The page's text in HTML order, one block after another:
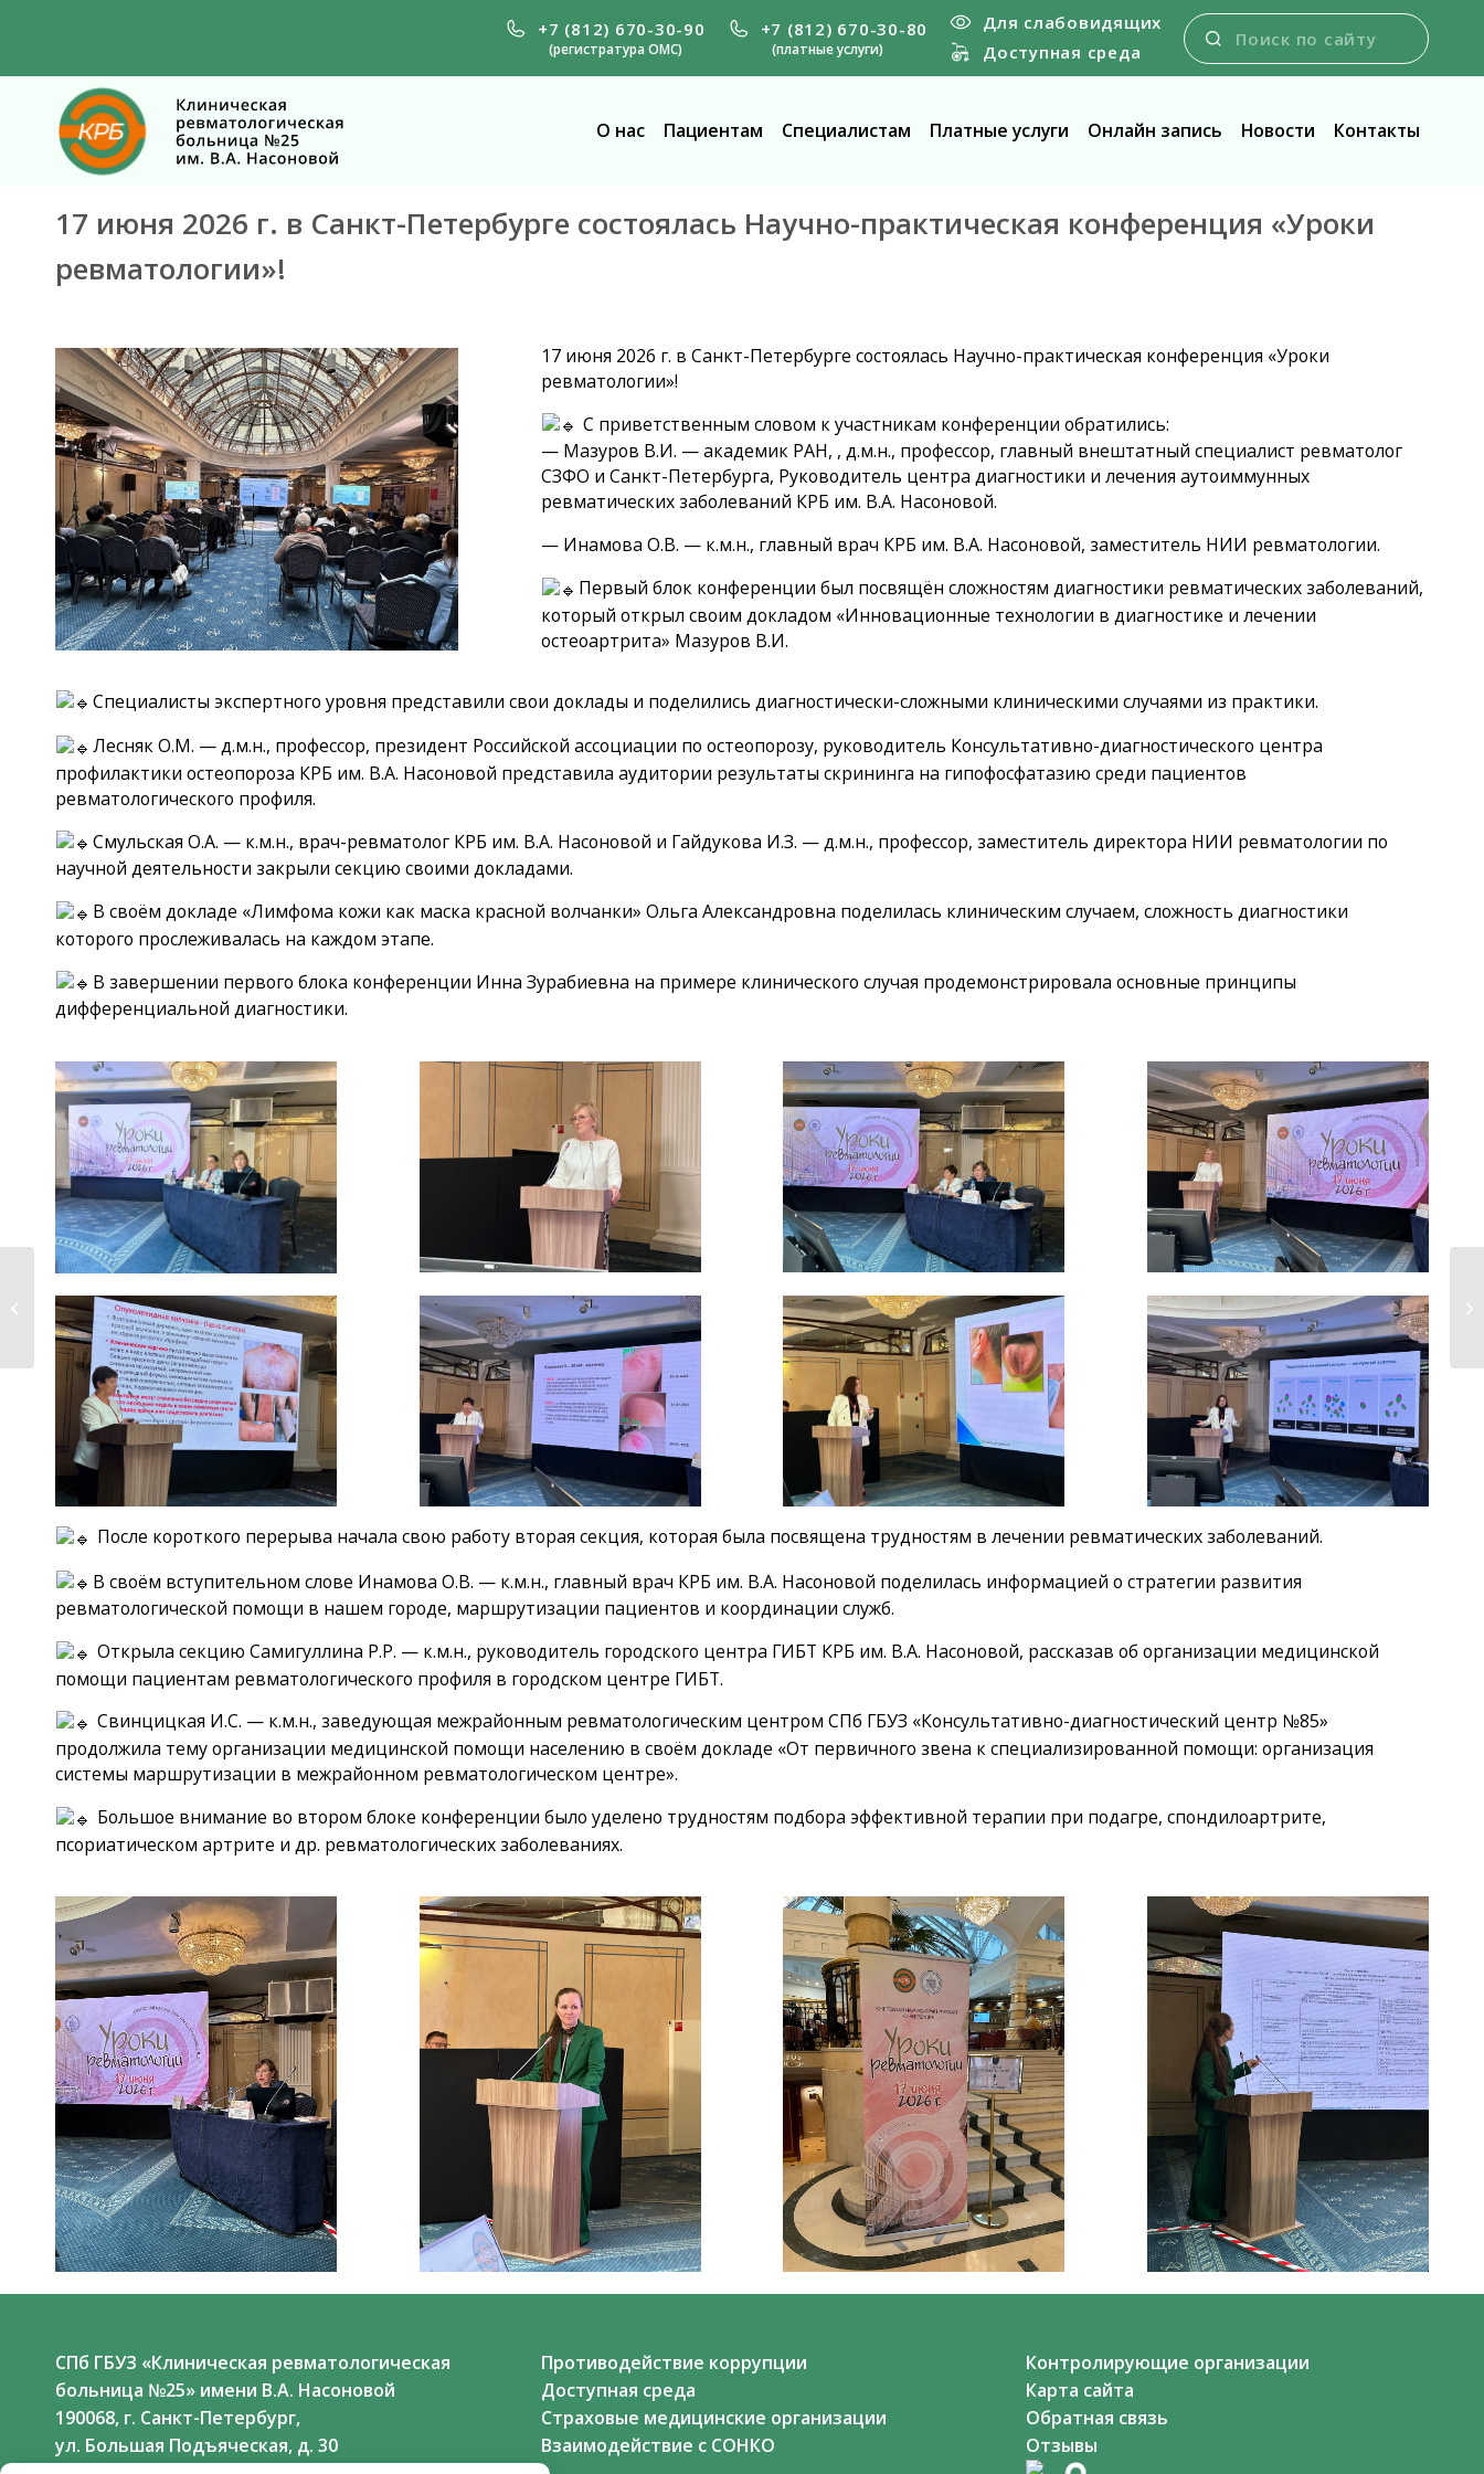
+7 (812) 670-30-90
(регистратура ОМС)
+7 (812) 670-30-80
(платные услуги)
Для слабовидящих
Доступная среда
О нас Пациентам Специалистам Платные услуги Онлайн запись Новости Контакты
17 июня 2026 г. в Санкт-Петербурге состоялась Научно-практическая конференция «Уроки
ревматологии»!
17 июня 2026 г. в Санкт-Петербурге состоялась Научно-практическая конференция «Уроки
ревматологии»!
С приветственным словом к участникам конференции обратились:
— Мазуров В.И. — академик РАН, , д.м.н., профессор, главный внештатный специалист ревматолог
СЗФО и Санкт-Петербурга, Руководитель центра диагностики и лечения аутоиммунных
ревматических заболеваний КРБ им. В.А. Насоновой.
— Инамова О.В. — к.м.н., главный врач КРБ им. В.А. Насоновой, заместитель НИИ ревматологии.
Первый блок конференции был посвящён сложностям диагностики ревматических заболеваний,
который открыл своим докладом «Инновационные технологии в диагностике и лечении
остеоартрита» Мазуров В.И.
Специалисты экспертного уровня представили свои доклады и поделились диагностически-сложными клиническими случаями из практики.
Лесняк О.М. — д.м.н., профессор, президент Российской ассоциации по остеопорозу, руководитель Консультативно-диагностического центра
профилактики остеопороза КРБ им. В.А. Насоновой представила аудитории результаты скрининга на гипофосфатазию среди пациентов
ревматологического профиля.
Смульская О.А. — к.м.н., врач-ревматолог КРБ им. В.А. Насоновой и Гайдукова И.З. — д.м.н., профессор, заместитель директора НИИ ревматологии по
научной деятельности закрыли секцию своими докладами.
В своём докладе «Лимфома кожи как маска красной волчанки» Ольга Александровна поделилась клиническим случаем, сложность диагностики
которого прослеживалась на каждом этапе.
В завершении первого блока конференции Инна Зурабиевна на примере клинического случая продемонстрировала основные принципы
дифференциальной диагностики.
После короткого перерыва начала свою работу вторая секция, которая была посвящена трудностям в лечении ревматических заболеваний.
В своём вступительном слове Инамова О.В. — к.м.н., главный врач КРБ им. В.А. Насоновой поделилась информацией о стратегии развития
ревматологической помощи в нашем городе, маршрутизации пациентов и координации служб.
Открыла секцию Самигуллина Р.Р. — к.м.н., руководитель городского центра ГИБТ КРБ им. В.А. Насоновой, рассказав об организации медицинской
помощи пациентам ревматологического профиля в городском центре ГИБТ.
Свинцицкая И.С. — к.м.н., заведующая межрайонным ревматологическим центром СПб ГБУЗ «Консультативно-диагностический центр №85»
продолжила тему организации медицинской помощи населению в своём докладе «От первичного звена к специализированной помощи: организация
системы маршрутизации в межрайонном ревматологическом центре».
Большое внимание во втором блоке конференции было уделено трудностям подбора эффективной терапии при подагре, спондилоартрите,
псориатическом артрите и др. ревматологических заболеваниях.
СПб ГБУЗ «Клиническая ревматологическая
больница №25» имени В.А. Насоновой
190068, г. Санкт-Петербург,
ул. Большая Подъяческая, д. 30
Противодействие коррупции
Доступная среда
Страховые медицинские организации
Взаимодействие с СОНКО
Контролирующие организации
Карта сайта
Обратная связь
Отзывы
19 июня 2026 г. (пт.) в
16.00 состоится
Школа для
пациентов...